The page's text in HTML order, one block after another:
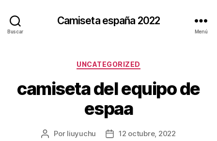
Buscar
Camiseta españa 2022
Menú
Categorías
UNCATEGORIZED
camiseta del equipo de
espaa
Autor
Por liuyuchu
Fecha12 octubre, 2022